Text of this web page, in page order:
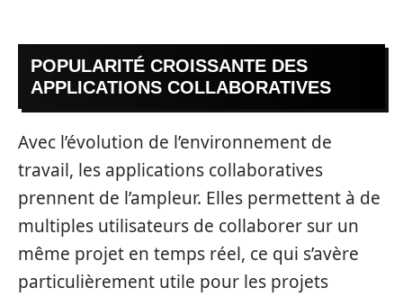
POPULARITÉ CROISSANTE DES
APPLICATIONS COLLABORATIVES
Avec l’évolution de l’environnement de
travail, les applications collaboratives
prennent de l’ampleur. Elles permettent à de
multiples utilisateurs de collaborer sur un
même projet en temps réel, ce qui s’avère
particulièrement utile pour les projets